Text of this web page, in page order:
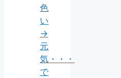
色
い
→
元
気・・・
で